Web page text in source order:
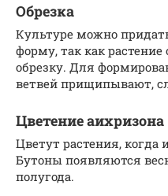
Обрезка
Культуре можно
форму, так как растение
обрезку. Для
ветвей прищипывают,
Цветение аихризона
Цветут растения, когда
Бутоны появляются
полугода.